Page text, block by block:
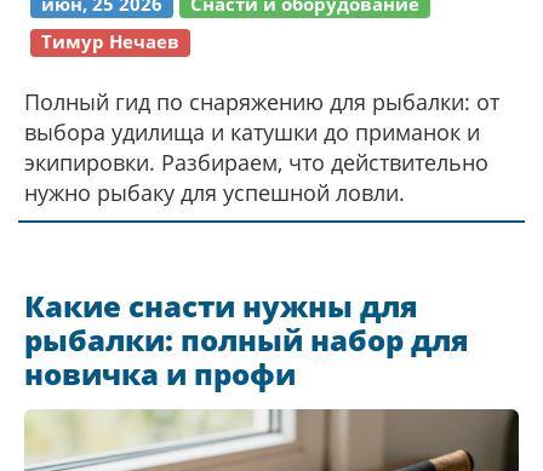
Тимур Нечаев
Полный гид по снаряжению для рыбалки: от
выбора удилища и катушки до приманок и
экипировки. Разбираем, что действительно
нужно рыбаку для успешной ловли.
Какие снасти нужны для
рыбалки: полный набор для
новичка и профи